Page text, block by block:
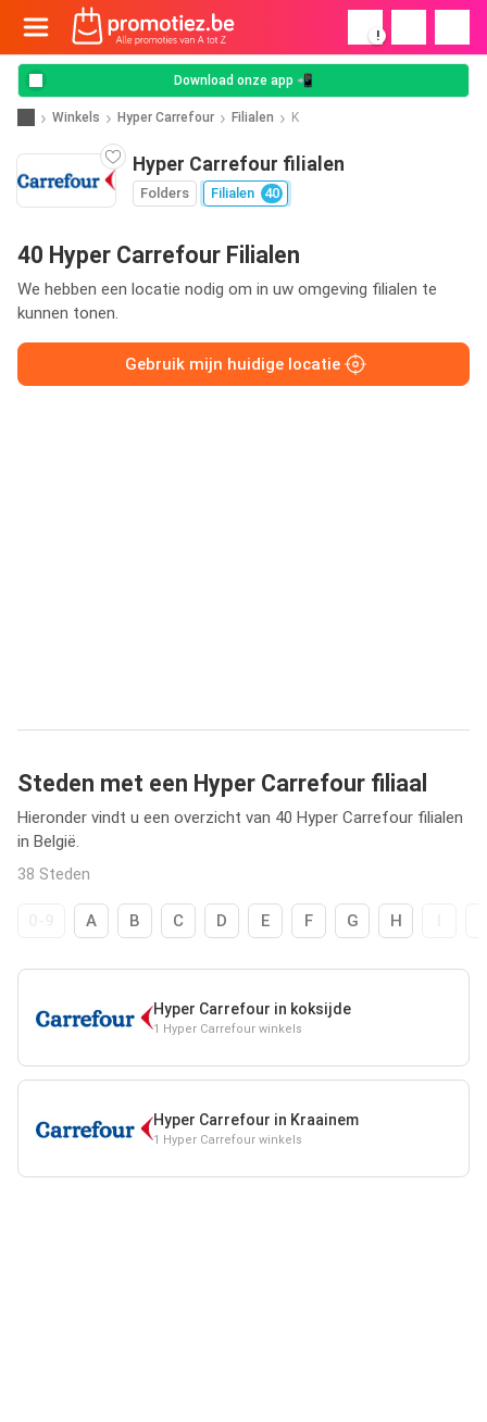
!
Download onze app 📲
Winkels Hyper Carrefour Filialen K
Hyper Carrefour filialen
Folders Filialen 40
40 Hyper Carrefour Filialen
We hebben een locatie nodig om in uw omgeving filialen te
kunnen tonen.
Gebruik mijn huidige locatie
Steden met een Hyper Carrefour filiaal
Hieronder vindt u een overzicht van 40 Hyper Carrefour filialen
in België.
38 Steden
A B C D E F G H
Hyper Carrefour in koksijde
1 Hyper Carrefour winkels
Hyper Carrefour in Kraainem
1 Hyper Carrefour winkels